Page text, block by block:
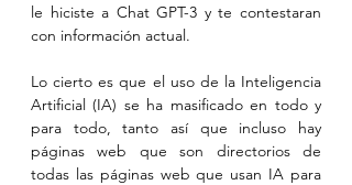
le hiciste a Chat GPT-3 y te contestaran
con información actual.
Lo cierto es que el uso de la Inteligencia
Artificial (IA) se ha masificado en todo y
para todo, tanto así que incluso hay
páginas web que son directorios de
todas las páginas web que usan IA para